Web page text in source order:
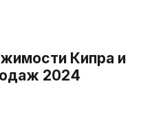
Кипра и
2024